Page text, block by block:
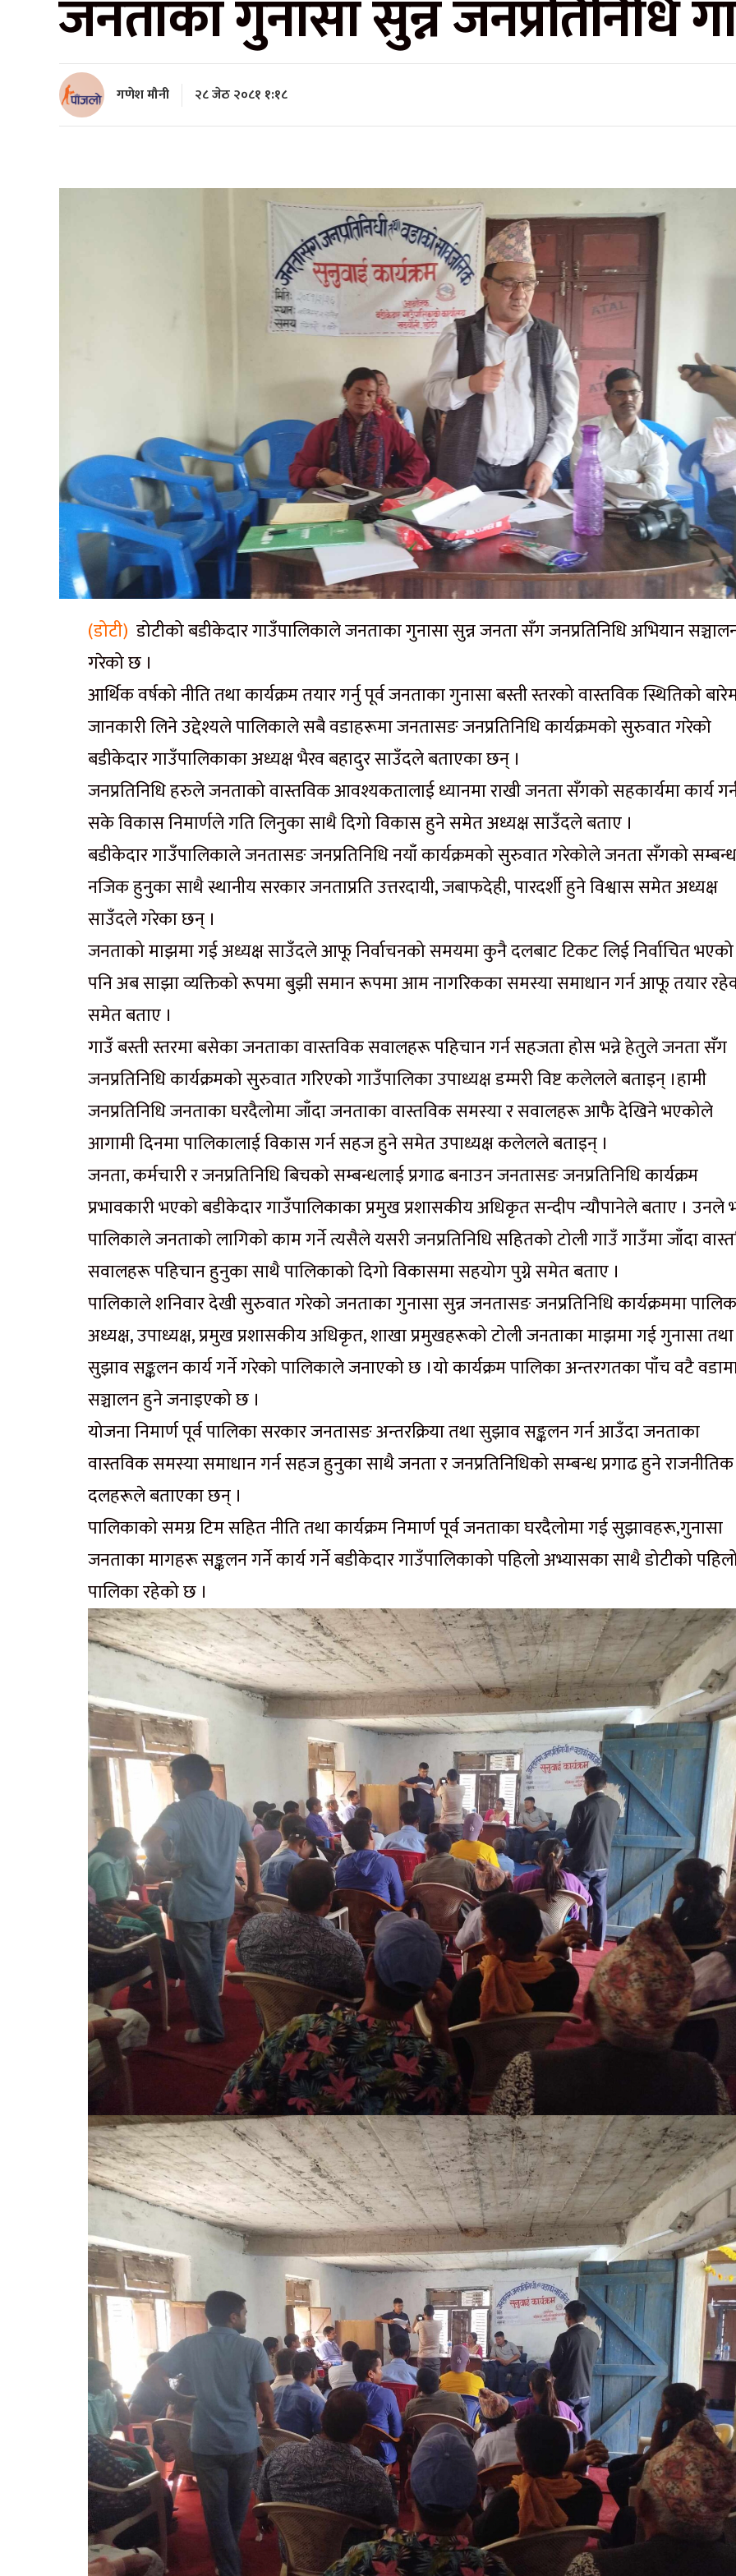
जनताका गुनासा सुन्न जनप्रतिनिधि
गणेश मौनी २८ जेठ २०८१ १:१८
(डोटी) डोटीको बडीकेदार गाउँपालिकाले जनताका गुनासा सुन्न जनता सँग जनप्रतिनिधि अभियान
गरेको छ ।
आर्थिक वर्षको नीति तथा कार्यक्रम तयार गर्नु पूर्व जनताका गुनासा बस्ती स्तरको वास्तविक स्थितिको
जानकारी लिने उद्देश्यले पालिकाले सबै वडाहरूमा जनतासङ जनप्रतिनिधि कार्यक्रमको सुरुवात गरेको
बडीकेदार गाउँपालिकाका अध्यक्ष भैरव बहादुर साउँदले बताएका छन् ।
जनप्रतिनिधि हरुले जनताको वास्तविक आवश्यकतालाई ध्यानमा राखी जनता सँगको सहकार्यमा कार्य
सके विकास निमार्णले गति लिनुका साथै दिगो विकास हुने समेत अध्यक्ष साउँदले बताए ।
बडीकेदार गाउँपालिकाले जनतासङ जनप्रतिनिधि नयाँ कार्यक्रमको सुरुवात गरेकोले जनता सँगको सम्बन्ध
नजिक हुनुका साथै स्थानीय सरकार जनताप्रति उत्तरदायी, जबाफदेही, पारदर्शी हुने विश्वास समेत अध्यक्ष
साउँदले गरेका छन् ।
जनताको माझमा गई अध्यक्ष साउँदले आफू निर्वाचनको समयमा कुनै दलबाट टिकट लिई निर्वाचित
पनि अब साझा व्यक्तिको रूपमा बुझी समान रूपमा आम नागरिकका समस्या समाधान गर्न आफू तयार
समेत बताए ।
गाउँ बस्ती स्तरमा बसेका जनताका वास्तविक सवालहरू पहिचान गर्न सहजता होस भन्ने हेतुले जनता सँग
जनप्रतिनिधि कार्यक्रमको सुरुवात गरिएको गाउँपालिका उपाध्यक्ष डम्मरी विष्ट कलेलले बताइन् ।हामी
जनप्रतिनिधि जनताका घरदैलोमा जाँदा जनताका वास्तविक समस्या र सवालहरू आफै देखिने भएकोले
आगामी दिनमा पालिकालाई विकास गर्न सहज हुने समेत उपाध्यक्ष कलेलले बताइन् ।
जनता, कर्मचारी र जनप्रतिनिधि बिचको सम्बन्धलाई प्रगाढ बनाउन जनतासङ जनप्रतिनिधि कार्यक्रम
प्रभावकारी भएको बडीकेदार गाउँपालिकाका प्रमुख प्रशासकीय अधिकृत सन्दीप न्यौपानेले बताए । उनले
पालिकाले जनताको लागिको काम गर्ने त्यसैले यसरी जनप्रतिनिधि सहितको टोली गाउँ गाउँमा जाँदा
सवालहरू पहिचान हुनुका साथै पालिकाको दिगो विकासमा सहयोग पुग्ने समेत बताए ।
पालिकाले शनिवार देखी सुरुवात गरेको जनताका गुनासा सुन्न जनतासङ जनप्रतिनिधि कार्यक्रममा
अध्यक्ष, उपाध्यक्ष, प्रमुख प्रशासकीय अधिकृत, शाखा प्रमुखहरूको टोली जनताका माझमा गई गुनासा तथा
सुझाव सङ्कलन कार्य गर्ने गरेको पालिकाले जनाएको छ ।यो कार्यक्रम पालिका अन्तरगतका पाँच वटै
सञ्चालन हुने जनाइएको छ ।
योजना निमार्ण पूर्व पालिका सरकार जनतासङ अन्तरक्रिया तथा सुझाव सङ्कलन गर्न आउँदा जनताका
वास्तविक समस्या समाधान गर्न सहज हुनुका साथै जनता र जनप्रतिनिधिको सम्बन्ध प्रगाढ हुने राजनीतिक
दलहरूले बताएका छन् ।
पालिकाको समग्र टिम सहित नीति तथा कार्यक्रम निमार्ण पूर्व जनताका घरदैलोमा गई सुझावहरू,गुनासा
जनताका मागहरू सङ्कलन गर्ने कार्य गर्ने बडीकेदार गाउँपालिकाको पहिलो अभ्यासका साथै डोटीको
पालिका रहेको छ ।